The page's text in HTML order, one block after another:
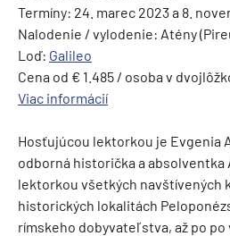
Termíny: 24. marec 2023 a 8.
Nalodenie / vylodenie: Atény
Loď: Galileo
Cena od € 1.485 / osoba v
Viac informácií
Hosťujúcou lektorkou je Evgenia
odborná historička a
lektorkou všetkých navštívených
historických lokalitách
rímskeho dobyvateľstva, až po